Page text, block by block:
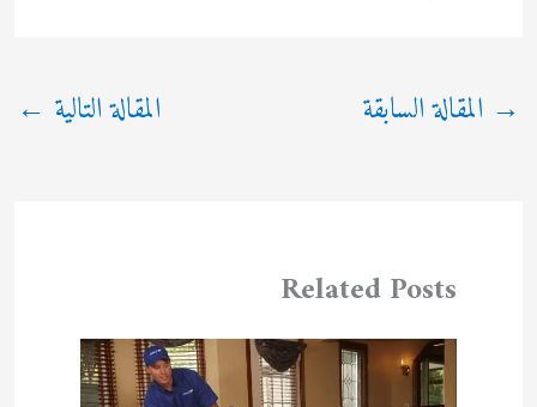
→ المقالة السابقة المقالة التالية ←
Related Posts